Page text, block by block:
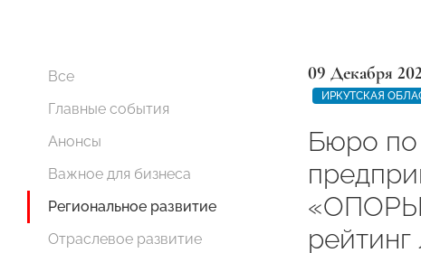
Все
Главные события
Анонсы
Важное для бизнеса
Региональное развитие
Отраслевое развитие
09 Декабря
ИРКУТСКАЯ
Бюро по